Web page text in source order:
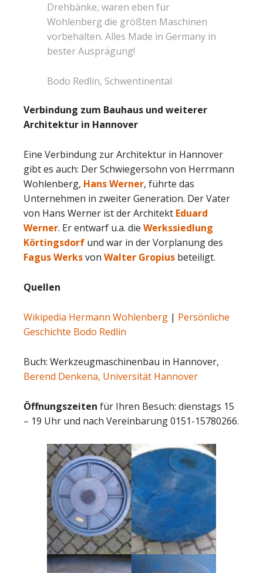
Drehbänke, waren eben für
Wohlenberg die größten Maschinen
vorbehalten. Alles Made in Germany in
bester Ausprägung!
Bodo Redlin, Schwentinental
Verbindung zum Bauhaus und weiterer
Architektur in Hannover
Eine Verbindung zur Architektur in Hannover
gibt es auch: Der Schwiegersohn von Herrmann
Wohlenberg, Hans Werner, führte das
Unternehmen in zweiter Generation. Der Vater
von Hans Werner ist der Architekt Eduard
Werner. Er entwarf u.a. die Werkssiedlung
Körtingsdorf und war in der Vorplanung des
Fagus Werksvon Walter Gropius beteiligt.
Quellen
Wikipedia Hermann Wohlenberg | Persönliche
Geschichte Bodo Redlin
Buch: Werkzeugmaschinenbau in Hannover,
Berend Denkena, Universität Hannover
Öffnungszeiten für Ihren Besuch: dienstags 15
– 19 Uhr und nach Vereinbarung 0151-15780266.